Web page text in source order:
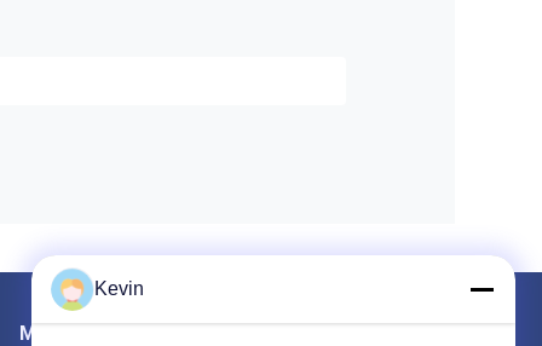
Mailen Sie uns
Kevin